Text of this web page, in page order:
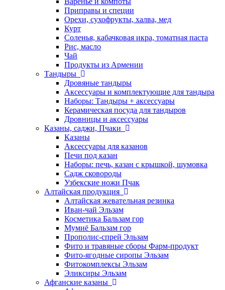
Приправы и специи
Орехи, сухофрукты, халва, мед
Курт
Соленья, кабачковая икра, томатная паста
Рис, масло
Чай
Продукты из Армении
Тандыры
Дровяные тандыры
Аксессуары и комплектующие для тандыра
Наборы: Тандыры + аксессуары
Керамическая посуда для тандыров
Дровницы и аксессуары
Казаны, саджи, Пчаки
Казаны
Аксессуары для казанов
Печи под казан
Наборы: печь, казан с крышкой, шумовка
Садж сковороды
Узбекские ножи Пчак
Алтайская продукция
Алтайская жевательная резинка
Иван-чай Эльзам
Косметика Бальзам гор
Мумиё Бальзам гор
Прополис-спрей Эльзам
Фито и травяные сборы Фарм-продукт
Фито-ягодные сиропы Эльзам
Фитокомплексы Эльзам
Эликсиры Эльзам
Афганские казаны